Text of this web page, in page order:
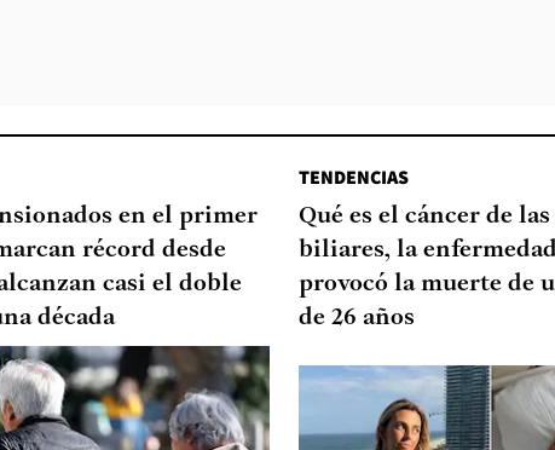
en el primer
récord desde
casi el doble
década
TENDENCIAS
Qué es el cáncer de
biliares, la
provocó la muerte de
de 26 años